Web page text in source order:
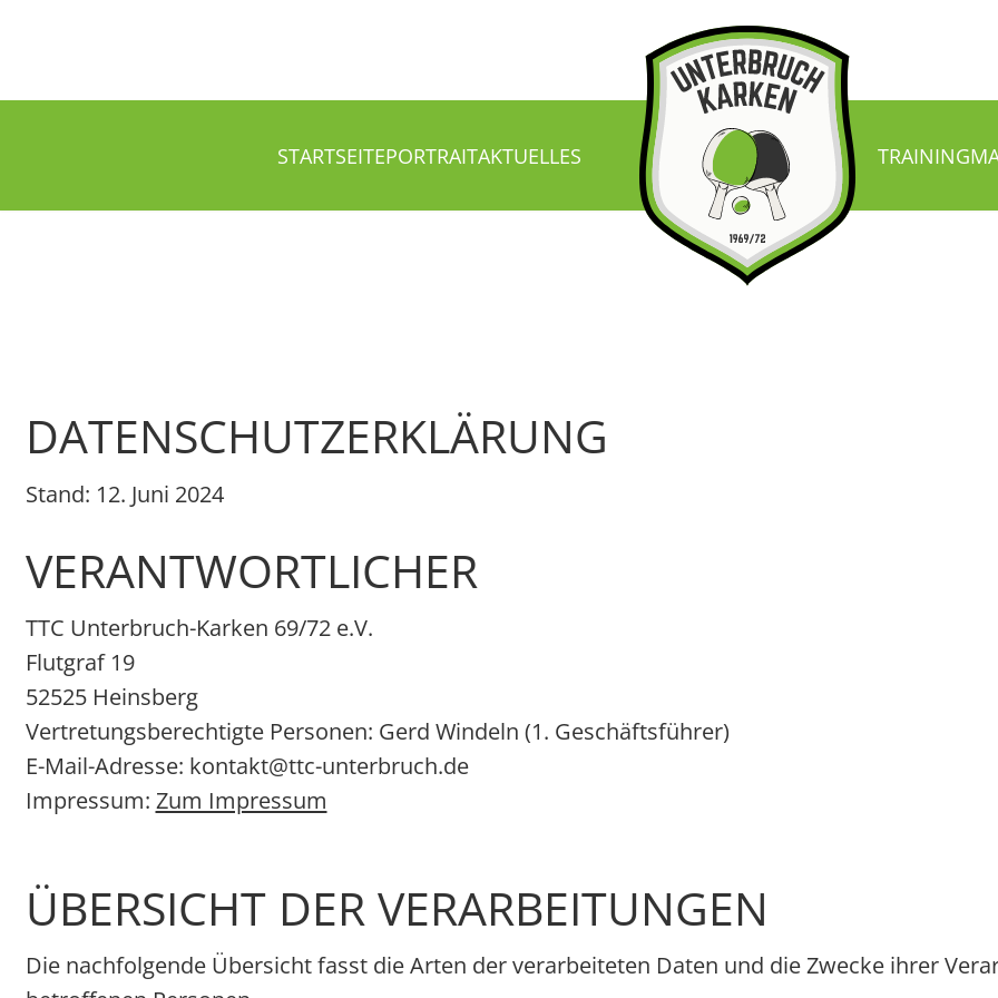
STARTSEITEPORTRAITAKTUELLES TRAINING
DATENSCHUTZERKLÄRUNG
Stand: 12. Juni 2024
VERANTWORTLICHER
TTC Unterbruch-Karken 69/72 e.V.
Flutgraf 19
52525 Heinsberg
Vertretungsberechtigte Personen: Gerd Windeln (1. Geschäftsführer)
E-Mail-Adresse: kontakt@ttc-unterbruch.de
Impressum: Zum Impressum
ÜBERSICHT DER VERARBEITUNGEN
Die nachfolgende Übersicht fasst die Arten der verarbeiteten Daten und die Zwecke ihrer